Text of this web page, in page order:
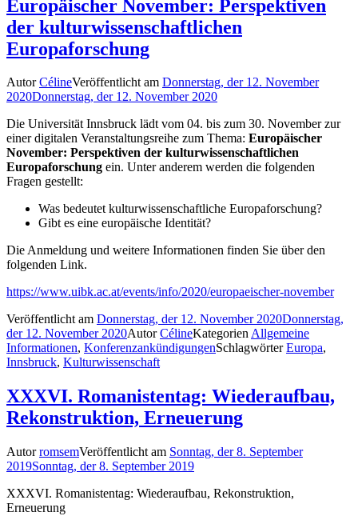
Europäischer November: Perspektiven
der kulturwissenschaftlichen
Europaforschung
AutorCélineVeröffentlicht am Donnerstag, der 12. November
2020Donnerstag, der 12. November 2020
Die Universität Innsbruck lädt vom 04. bis zum 30. November zur
einer digitalen Veranstaltungsreihe zum Thema: Europäischer
November: Perspektiven der kulturwissenschaftlichen
Europaforschung ein. Unter anderem werden die folgenden
Fragen gestellt:
Was bedeutet kulturwissenschaftliche Europaforschung?
Gibt es eine europäische Identität?
Die Anmeldung und weitere Informationen finden Sie über den
folgenden Link.
https://www.uibk.ac.at/events/info/2020/europaeischer-november
Veröffentlicht am Donnerstag, der 12. November 2020Donnerstag,
der 12. November 2020AutorCélineKategorienAllgemeine
Informationen, KonferenzankündigungenSchlagwörterEuropa,
Innsbruck, Kulturwissenschaft
XXXVI. Romanistentag: Wiederaufbau,
Rekonstruktion, Erneuerung
AutorromsemVeröffentlicht am Sonntag, der 8. September
2019Sonntag, der 8. September 2019
XXXVI. Romanistentag: Wiederaufbau, Rekonstruktion,
Erneuerung